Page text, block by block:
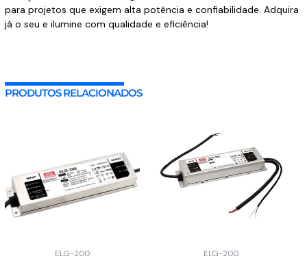
para projetos que exigem alta potência e confiabilidade. Adquira
já o seu e ilumine com qualidade e eficiência!
PRODUTOS RELACIONADOS
ELG-200 ELG-200